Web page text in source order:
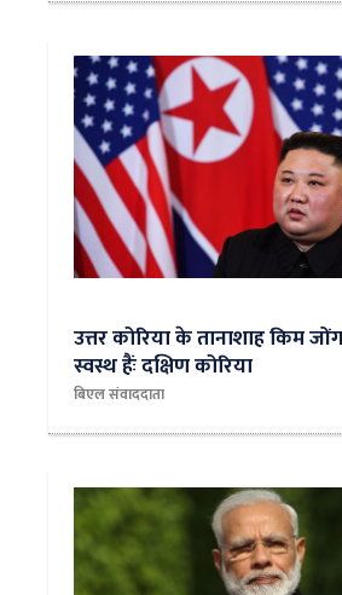
​उत्तर कोरिया के तानाशाह किम
स्वस्थ हैंः दक्षिण कोरिया
बिएल संवाददाता